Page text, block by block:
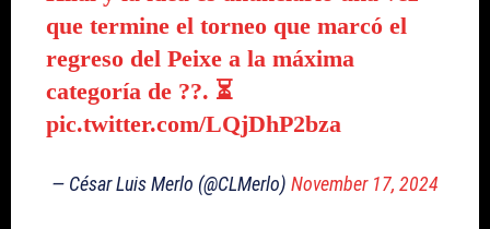
que termine el torneo que marcó el
regreso del Peixe a la máxima
categoría de ??. ⏳
pic.twitter.com/LQjDhP2bza
— César Luis Merlo (@CLMerlo) November 17, 2024